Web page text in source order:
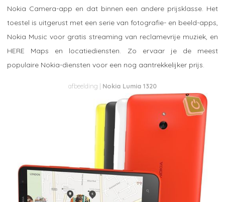
Nokia Camera-app en dat binnen een andere prijsklasse. Het
toestel is uitgerust met een serie van fotografie- en beeld-apps,
Nokia Music voor gratis streaming van reclamevrije muziek, en
HERE Maps en locatiediensten. Zo ervaar je de meest
populaire Nokia-diensten voor een nog aantrekkelijker prijs.
Nokia Lumia 1320